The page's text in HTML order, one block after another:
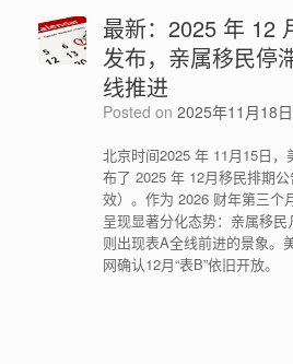
最新：2025 年 12
发布，亲属移民停
线推进
Posted on 2025年11月18日
北京时间2025 年 11月15日
布了 2025 年 12月移民排期
效）。作为 2026 财年第三个
呈现显著分化态势：亲属移
则出现表A全线前进的景象。
网确认12月“表B”依旧开放。